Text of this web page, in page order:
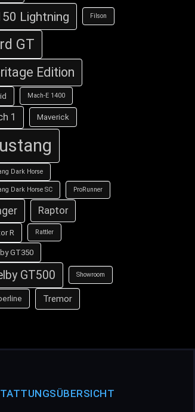
Lightning
Filson
GT
Edition
Mach-E 1400
1 Maverick
Dark Horse
Dark Horse SC ProRunner
Raptor
R Rattler
GT350
GT500 Showroom
Tremor